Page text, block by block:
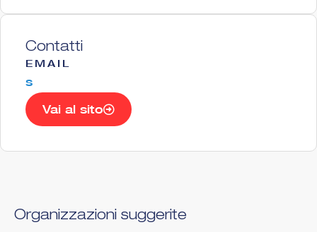
Contatti
EMAIL
s
Vai al sito
Organizzazioni suggerite